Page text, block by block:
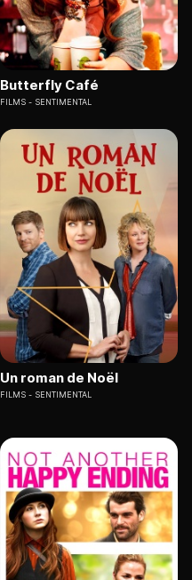
Butterfly Café
FILMS SENTIMENTAL
Un roman de Noël
FILMS SENTIMENTAL